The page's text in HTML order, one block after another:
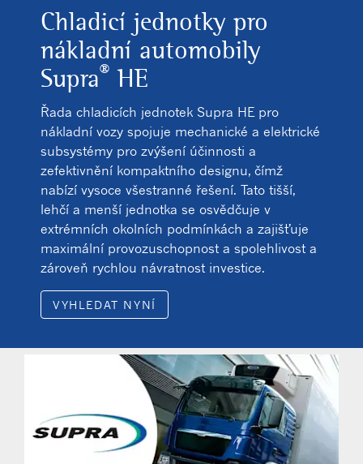
Chladicí jednotky pro
nákladní automobily
Supra® HE
Řada chladicích jednotek Supra HE pro
nákladní vozy spojuje mechanické a elektrické
subsystémy pro zvýšení účinnosti a
zefektivnění kompaktního designu, čímž
nabízí vysoce všestranné řešení. Tato tišší,
lehčí a menší jednotka se osvědčuje v
extrémních okolních podmínkách a zajišťuje
maximální provozuschopnost a spolehlivost a
zároveň rychlou návratnost investice.
VYHLEDAT NYNÍ